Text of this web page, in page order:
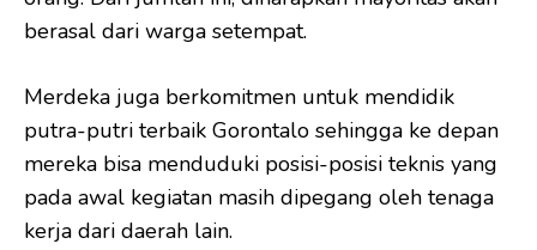
berasal dari warga setempat.
Merdeka juga berkomitmen untuk mendidik
putra-putri terbaik Gorontalo sehingga ke depan
mereka bisa menduduki posisi-posisi teknis yang
pada awal kegiatan masih dipegang oleh tenaga
kerja dari daerah lain.